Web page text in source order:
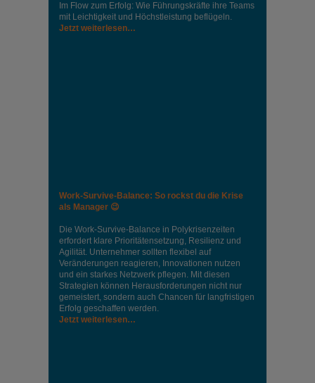
Im Flow zum Erfolg: Wie Führungskräfte ihre Teams
mit Leichtigkeit und Höchstleistung beflügeln.
Jetzt weiterlesen…
Work-Survive-Balance: So rockst du die Krise
als Manager 😉
Die Work-Survive-Balance in Polykrisenzeiten
erfordert klare Prioritätensetzung, Resilienz und
Agilität. Unternehmer sollten flexibel auf
Veränderungen reagieren, Innovationen nutzen
und ein starkes Netzwerk pflegen. Mit diesen
Strategien können Herausforderungen nicht nur
gemeistert, sondern auch Chancen für langfristigen
Erfolg geschaffen werden.
Jetzt weiterlesen…